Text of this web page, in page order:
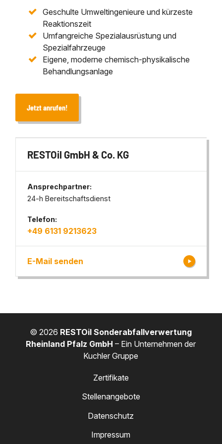
Geschulte Umweltingenieure und kürzeste
Reaktionszeit
Umfangreiche Spezialausrüstung und
Spezialfahrzeuge
Eigene, moderne chemisch‐physikalische
Behandlungsanlage
Jetzt anrufen!
RESTOil GmbH & Co. KG
Ansprechpartner:
24-h Bereitschaftsdienst
Telefon:
+49 6131 9213623
E-Mail senden
© 2026 RESTOil Sonderabfallverwertung
Rheinland Pfalz GmbH – Ein Unternehmen der
Kuchler Gruppe
Zertifikate
Stellenangebote
Datenschutz
Impressum